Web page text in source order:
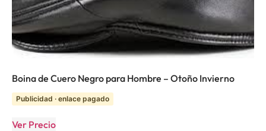
Boina de Cuero Negro para Hombre – Otoño Invierno
Publicidad · enlace pagado
Ver Precio